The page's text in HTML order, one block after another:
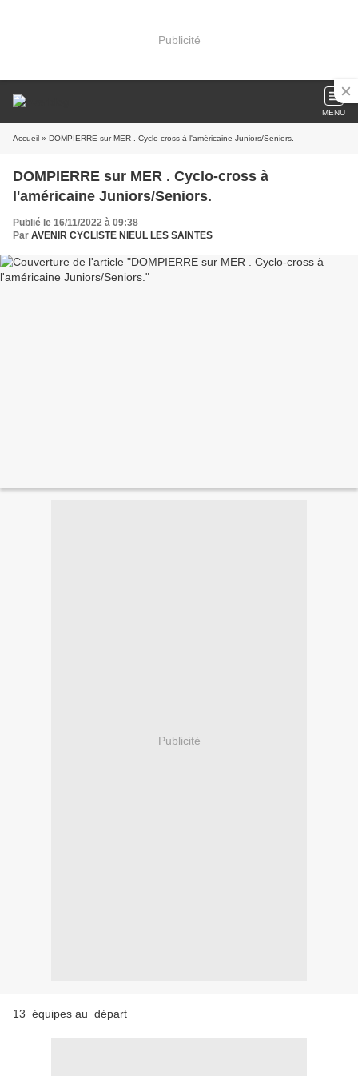
Publicité
MENU
Accueil » DOMPIERRE sur MER . Cyclo-cross à l'américaine Juniors/Seniors.
DOMPIERRE sur MER . Cyclo-cross à
l'américaine Juniors/Seniors.
Publié le 16/11/2022 à 09:38
Par AVENIR CYCLISTE NIEUL LES SAINTES
Publicité
13 équipes au départ